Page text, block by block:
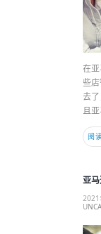
在
些
去
且
阅
亚
2021